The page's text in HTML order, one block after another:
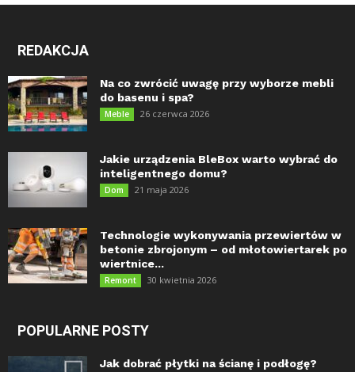
REDAKCJA
Na co zwrócić uwagę przy wyborze mebli
do basenu i spa?
Meble 26 czerwca 2026
Jakie urządzenia BleBox warto wybrać do
inteligentnego domu?
Dom 21 maja 2026
Technologie wykonywania przewiertów w
betonie zbrojonym – od młotowiertarek po
wiertnice...
Remont 30 kwietnia 2026
POPULARNE POSTY
Jak dobrać płytki na ścianę i podłogę?